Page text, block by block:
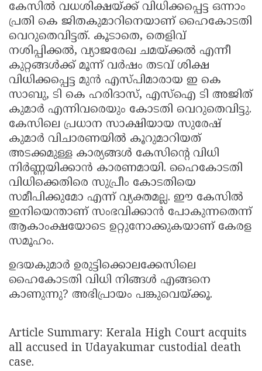
കേസിൽ വധശിക്ഷയ്ക്ക് വിധിക്കപ്പെട്ട ഒന്നാം
പ്രതി കെ ജിതകുമാറിനെയാണ് ഹൈകോടതി
വെറുതെവിട്ടത്. കൂടാതെ, തെളിവ്
നശിപ്പിക്കൽ, വ്യാജരേഖ ചമയ്ക്കൽ എന്നീ
കുറ്റങ്ങൾക്ക് മൂന്ന് വർഷം തടവ് ശിക്ഷ
വിധിക്കപ്പെട്ട മുൻ എസ്പിമാരായ ഇ കെ
സാബു, ടി കെ ഹരിദാസ്, എസ്ഐ ടി അജിത്
കുമാർ എന്നിവരെയും കോടതി വെറുതെവിട്ടു.
കേസിലെ പ്രധാന സാക്ഷിയായ സുരേഷ്
കുമാർ വിചാരണയിൽ കൂറുമാറിയത്
അടക്കമുള്ള കാര്യങ്ങൾ കേസിന്റെ വിധി
നിർണ്ണയിക്കാൻ കാരണമായി. ഹൈകോടതി
വിധിക്കെതിരെ സുപ്രീം കോടതിയെ
സമീപിക്കുമോ എന്ന് വ്യക്തമല്ല. ഈ കേസിൽ
ഇനിയെന്താണ് സംഭവിക്കാൻ പോകുന്നതെന്ന്
ആകാംക്ഷയോടെ ഉറ്റുനോക്കുകയാണ് കേരള
സമൂഹം.
ഉദയകുമാർ ഉരുട്ടിക്കൊലക്കേസിലെ
ഹൈകോടതി വിധി നിങ്ങൾ എങ്ങനെ
കാണുന്നു? അഭിപ്രായം പങ്കുവെയ്ക്കൂ.
Article Summary: Kerala High Court acquits
all accused in Udayakumar custodial death
case.